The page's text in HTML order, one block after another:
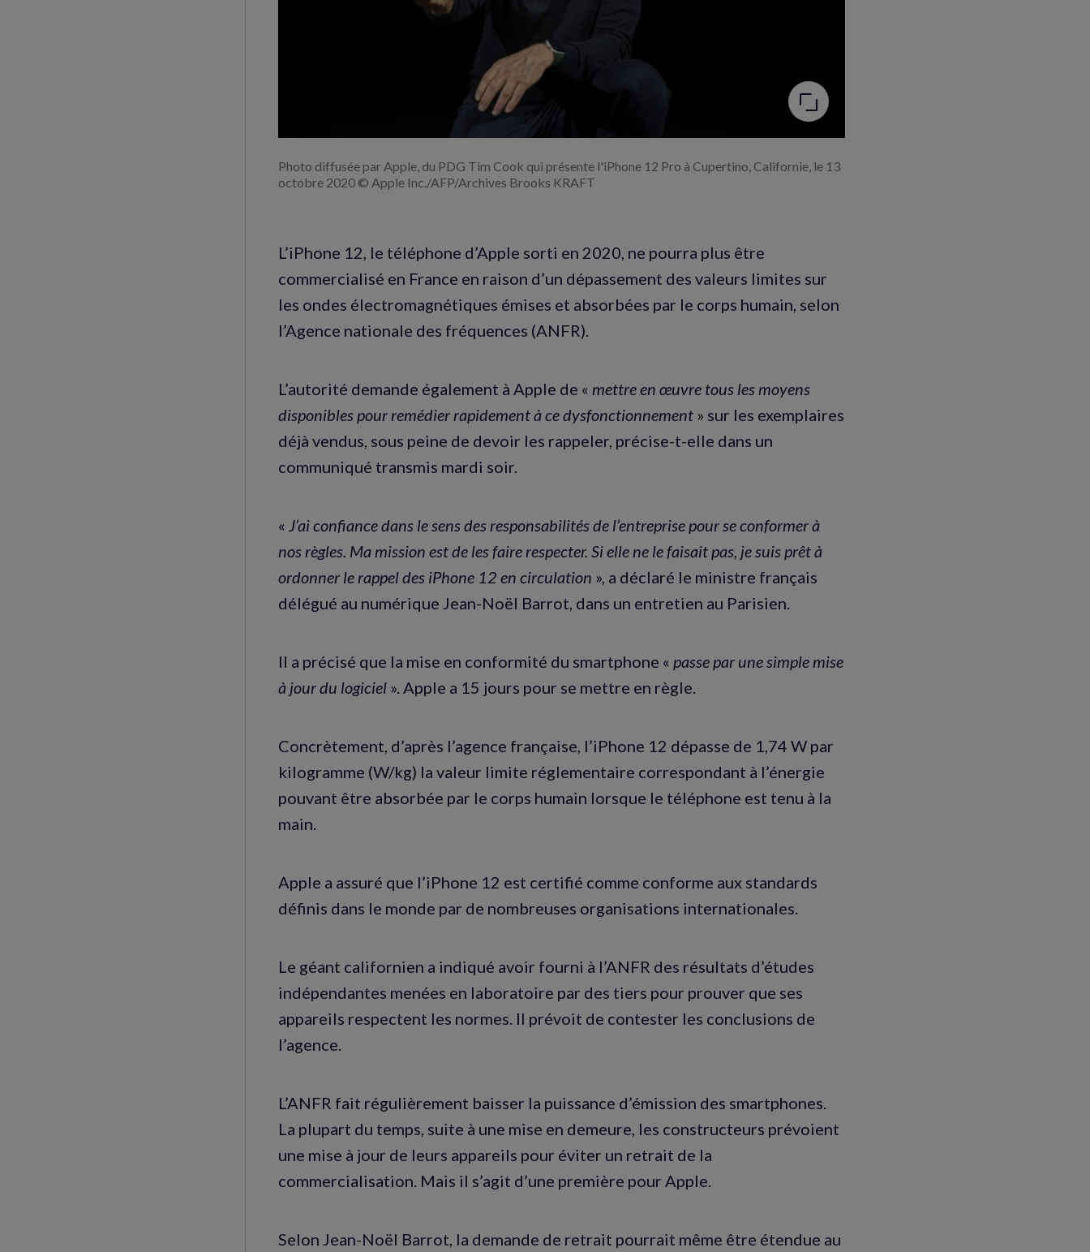
Photo diffusée par Apple, du PDG Tim Cook qui présente l'iPhone 12 Pro à Cupertino, Californie, le 13
octobre 2020 © Apple Inc./AFP/Archives Brooks KRAFT
L’iPhone 12, le téléphone d’Apple sorti en 2020, ne pourra plus être
commercialisé en France en raison d’un dépassement des valeurs limites sur
les ondes électromagnétiques émises et absorbées par le corps humain, selon
l’Agence nationale des fréquences (ANFR).
L’autorité demande également à Apple de « mettre en œuvre tous les moyens
disponibles pour remédier rapidement à ce dysfonctionnement » sur les exemplaires
déjà vendus, sous peine de devoir les rappeler, précise-t-elle dans un
communiqué transmis mardi soir.
« J’ai confiance dans le sens des responsabilités de l’entreprise pour se conformer à
nos règles. Ma mission est de les faire respecter. Si elle ne le faisait pas, je suis prêt à
ordonner le rappel des iPhone 12 en circulation », a déclaré le ministre français
délégué au numérique Jean-Noël Barrot, dans un entretien au Parisien.
Il a précisé que la mise en conformité du smartphone « passe par une simple mise
à jour du logiciel ». Apple a 15 jours pour se mettre en règle.
Concrètement, d’après l’agence française, l’iPhone 12 dépasse de 1,74 W par
kilogramme (W/kg) la valeur limite réglementaire correspondant à l’énergie
pouvant être absorbée par le corps humain lorsque le téléphone est tenu à la
main.
Apple a assuré que l’iPhone 12 est certifié comme conforme aux standards
définis dans le monde par de nombreuses organisations internationales.
Le géant californien a indiqué avoir fourni à l’ANFR des résultats d’études
indépendantes menées en laboratoire par des tiers pour prouver que ses
appareils respectent les normes. Il prévoit de contester les conclusions de
l’agence.
L’ANFR fait régulièrement baisser la puissance d’émission des smartphones.
La plupart du temps, suite à une mise en demeure, les constructeurs prévoient
une mise à jour de leurs appareils pour éviter un retrait de la
commercialisation. Mais il s’agit d’une première pour Apple.
Selon Jean-Noël Barrot, la demande de retrait pourrait même être étendue au